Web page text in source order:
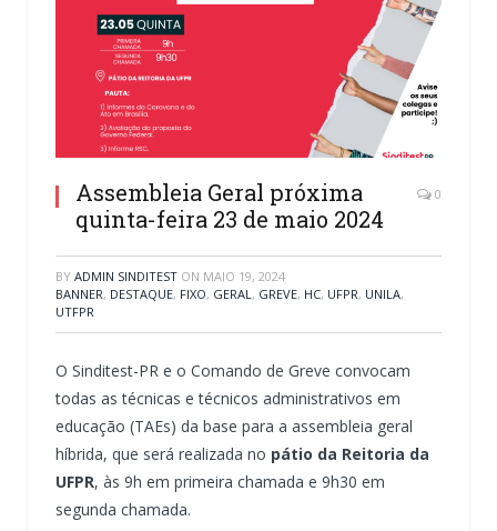
Assembleia Geral próxima
quinta-feira 23 de maio 2024
0
BY ADMIN SINDITEST ON MAIO 19, 2024
BANNER, DESTAQUE, FIXO, GERAL, GREVE, HC, UFPR, UNILA,
UTFPR
O Sinditest-PR e o Comando de Greve convocam
todas as técnicas e técnicos administrativos em
educação (TAEs) da base para a assembleia geral
híbrida, que será realizada no pátio da Reitoria da
UFPR, às 9h em primeira chamada e 9h30 em
segunda chamada.